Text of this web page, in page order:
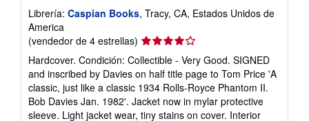
Librería: Caspian Books, Tracy, CA, Estados Unidos de
America
(vendedor de 4 estrellas) Calificación
del
vendedor:
4
de
5
Hardcover. Condición: Collectible - Very Good. SIGNED
and inscribed by Davies on half title page to Tom Price 'A
classic, just like a classic 1934 Rolls-Royce Phantom II.
Bob Davies Jan. 1982'. Jacket now in mylar protective
sleeve. Light jacket wear, tiny stains on cover. Interior